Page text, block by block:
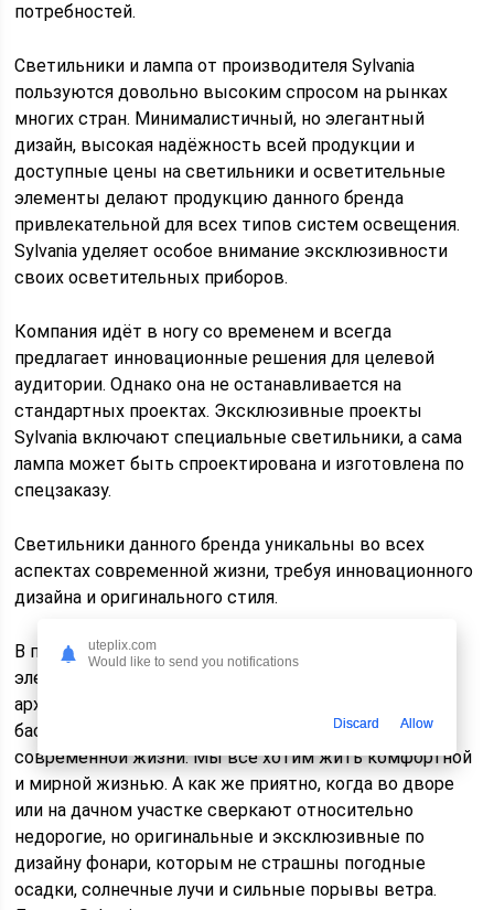
потребностей.
Светильники и лампа от производителя Sylvania
пользуются довольно высоким спросом на рынках
многих стран. Минималистичный, но элегантный
дизайн, высокая надёжность всей продукции и
доступные цены на светильники и осветительные
элементы делают продукцию данного бренда
привлекательной для всех типов систем освещения.
Sylvania уделяет особое внимание эксклюзивности
своих осветительных приборов.
Компания идёт в ногу со временем и всегда
предлагает инновационные решения для целевой
аудитории. Однако она не останавливается на
стандартных проектах. Эксклюзивные проекты
Sylvania включают специальные светильники, а сама
лампа может быть спроектирована и изготовлена ​​по
спецзаказу.
Светильники данного бренда уникальны во всех
аспектах современной жизни, требуя инновационного
дизайна и оригинального стиля.
В последние годы невероятно актуальны такие
элементы, как ландшафтный дизайн, парковая
архитектура, индивидуальное проектирование
бассейнов. Они занимают довольно важную нишу в
современной жизни. Мы все хотим жить комфортной
и мирной жизнью. А как же приятно, когда во дворе
или на дачном участке сверкают относительно
недорогие, но оригинальные и эксклюзивные по
дизайну фонари, которым не страшны погодные
осадки, солнечные лучи и сильные порывы ветра.
uteplix.com
Would like to send you notifications
Discard Allow